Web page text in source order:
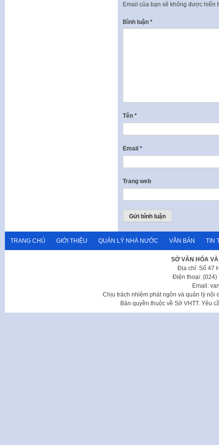
Email của bạn sẽ không được hiển
Bình luận *
Tên *
Email *
Trang web
TRANG CHỦ GIỚI THIỆU QUẢN LÝ NHÀ NƯỚC VĂN BẢN TIN
SỞ VĂN HÓA
Địa chỉ: Số 47
Điện thoại: (024)
Email:
Chịu trách nhiệm phát ngôn và quản lý nội
Bản quyền thuộc về Sở VHTT. Yêu